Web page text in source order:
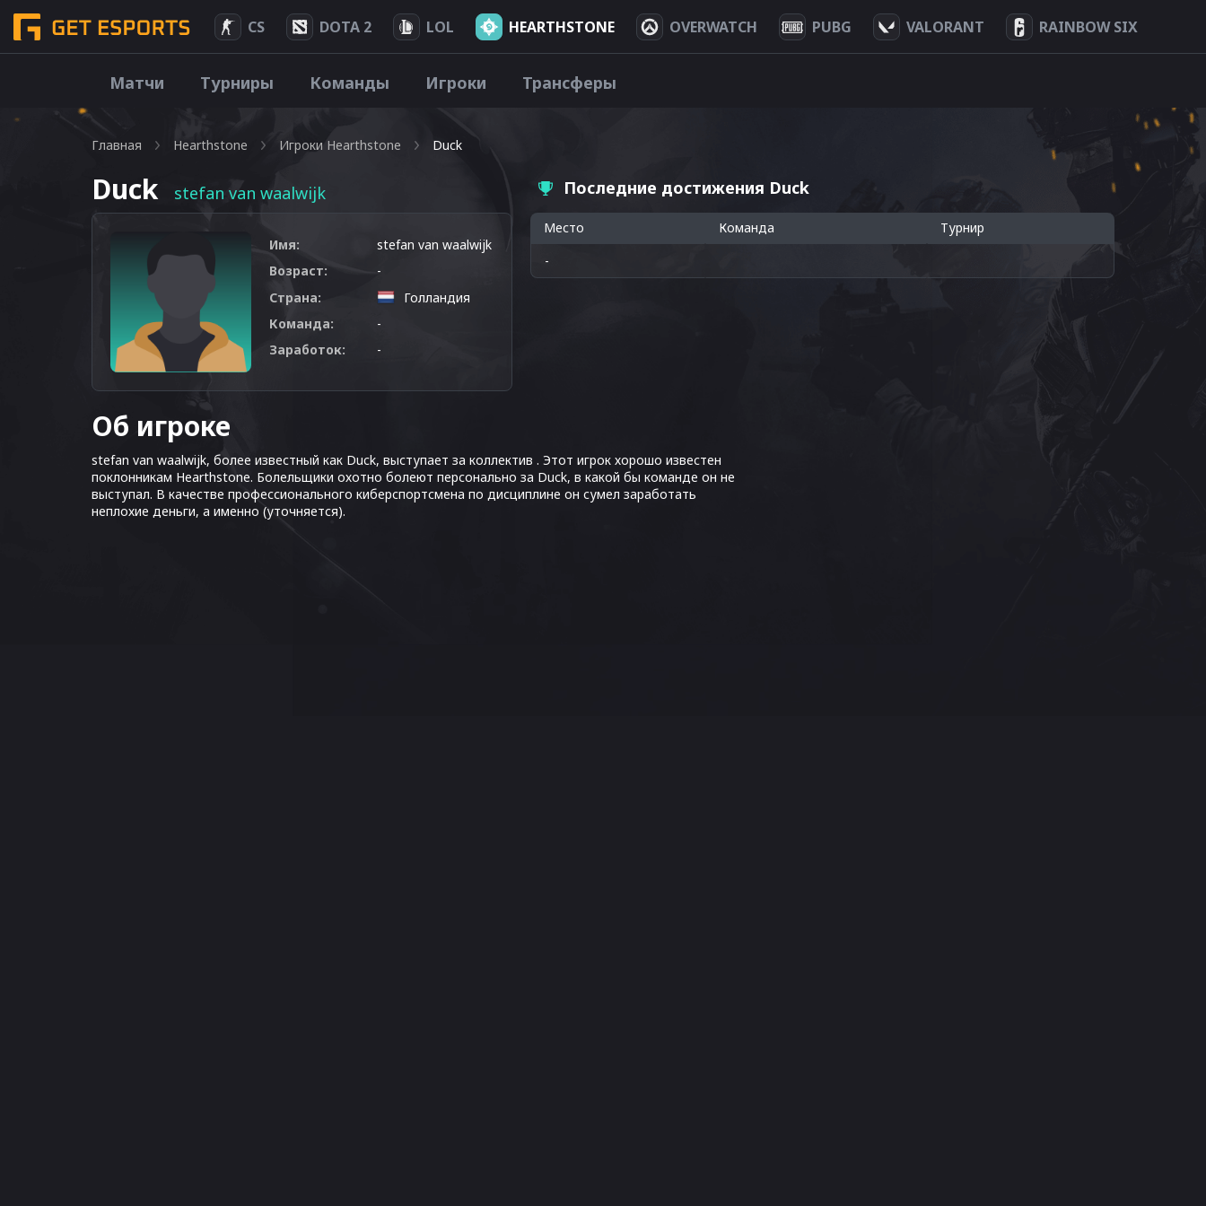
CS DOTA 2 LOL HEARTHSTONE
Матчи Турниры Команды Игроки Трансферы
OVERWATCH PUBG VALORANT RAINBOW SIX
Главная Hearthstone Игроки Hearthstone Duck
Duck stefan van waalwijk
Имя:
stefan van waalwijk
Возраст:
-
Страна:
Голландия
Команда:
-
Заработок:
-
Последние достижения Duck
Место Команда
Турнир
-
Об игроке
stefan van waalwijk, более известный как Duck, выступает за коллектив . Этот игрок хорошо известен
поклонникам Hearthstone. Болельщики охотно болеют персонально за Duck, в какой бы команде он не
выступал. В качестве профессионального киберспортсмена по дисциплине он сумел заработать
неплохие деньги, а именно (уточняется).